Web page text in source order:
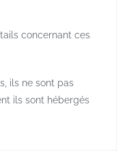
concernant ces
ils ne sont pas
ils sont hébergés